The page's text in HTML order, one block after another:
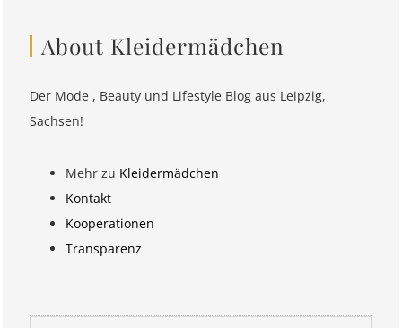
About Kleidermädchen
Der Mode , Beauty und Lifestyle Blog aus Leipzig,
Sachsen!
Mehr zu Kleidermädchen
Kontakt
Kooperationen
Transparenz